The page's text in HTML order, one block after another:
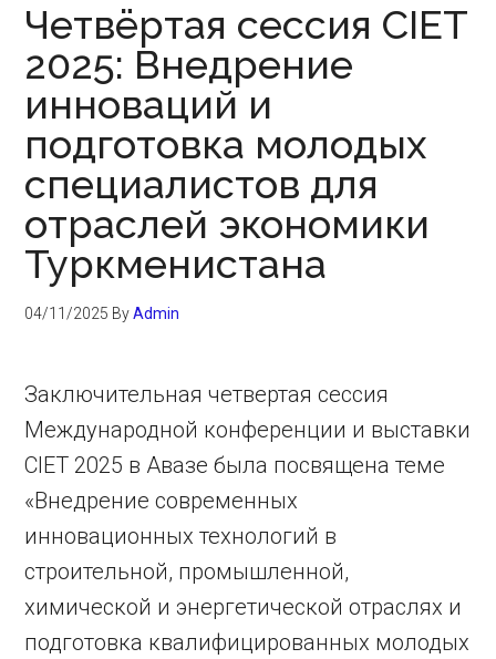
Четвёртая сессия CIET
2025: Внедрение
инноваций и
подготовка молодых
специалистов для
отраслей экономики
Туркменистана
04/11/2025 ByAdmin
Заключительная четвертая сессия
Международной конференции и выставки
CIET 2025 в Авазе была посвящена теме
«Внедрение современных
инновационных технологий в
строительной, промышленной,
химической и энергетической отраслях и
подготовка квалифицированных молодых